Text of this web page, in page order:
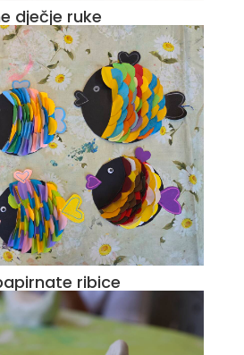
dječje ruke
ribice